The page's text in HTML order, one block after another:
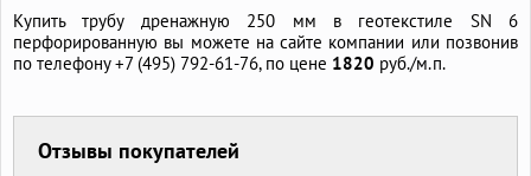
Купить трубу дренажную 250 мм в геотекстиле SN 6
перфорированную вы можете на сайте компании или позвонив
по телефону+7 (495) 792-61-76,по цене 1820 руб./м.п.
Отзывы покупателей